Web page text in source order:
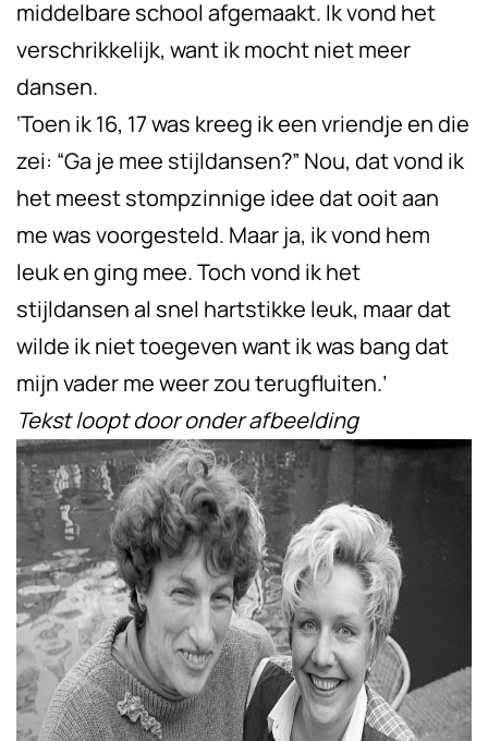
middelbare school afgemaakt. Ik vond het
verschrikkelijk, want ik mocht niet meer
dansen.
‘Toen ik 16, 17 was kreeg ik een vriendje en die
zei: “Ga je mee stijldansen?” Nou, dat vond ik
het meest stompzinnige idee dat ooit aan
me was voorgesteld. Maar ja, ik vond hem
leuk en ging mee. Toch vond ik het
stijldansen al snel hartstikke leuk, maar dat
wilde ik niet toegeven want ik was bang dat
mijn vader me weer zou terugfluiten.’
Tekst loopt door onder afbeelding